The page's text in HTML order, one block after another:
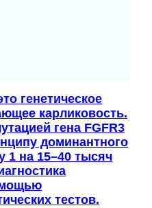
генетическое
карликовость.
гена FGFR3
доминантного
1 на 15–40 тысяч
тестов.